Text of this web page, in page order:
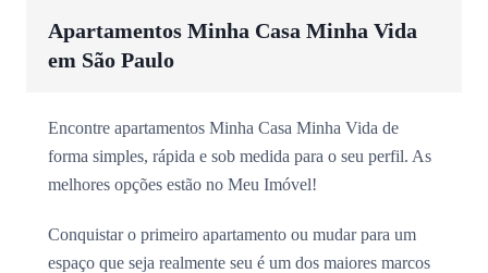
Apartamentos Minha Casa Minha Vida
em São Paulo
Encontre apartamentos Minha Casa Minha Vida de
forma simples, rápida e sob medida para o seu perfil. As
melhores opções estão no Meu Imóvel!
Conquistar o primeiro apartamento ou mudar para um
espaço que seja realmente seu é um dos maiores marcos